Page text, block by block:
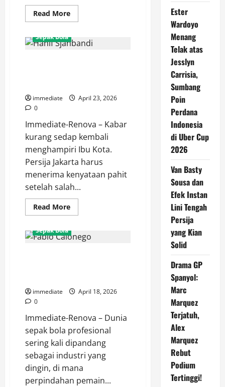
Read MoreRead
more
Basty
Sousa
yang
Kian
Sepak Bola
immediate
April 23, 2026
0
Immediate-Renova – Kabar
kurang sedap kembali
menghampiri Ibu Kota.
Persija Jakarta harus
menerima kenyataan pahit
setelah salah...
Read MoreRead
more
Cedera
Hanif
Kehilangan
Pilar
Sepak Bola
immediate
April 18, 2026
0
Immediate-Renova – Dunia
sepak bola profesional
sering kali dipandang
sebagai industri yang
dingin, di mana
perpindahan pemain...
Ester
Wardoyo
Menang
Telak atas
Jesslyn
Carrisia,
Sumbang
Poin
Perdana
Indonesia
di Uber Cup
2026
Van Basty
Sousa dan
Efek Instan
Lini Tengah
Persija
yang Kian
Solid
Drama GP
Spanyol:
Marc
Marquez
Terjatuh,
Alex
Marquez
Rebut
Podium
Tertinggi!